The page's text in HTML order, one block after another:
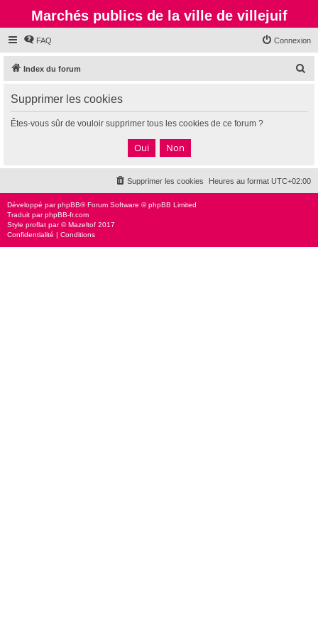
Marchés publics de la ville de villejuif
FAQ Connexion
Index du forum
c
Supprimer les cookies
Êtes-vous sûr de vouloir supprimer tous les cookies de ce forum ?
Heures au format UTC+02:00
Supprimer les cookies
Développé parphpBB® Forum Software © phpBB Limited
Traduit parphpBB-fr.com
Style proflat par ©Mazeltof 2017
Confidentialité | Conditions